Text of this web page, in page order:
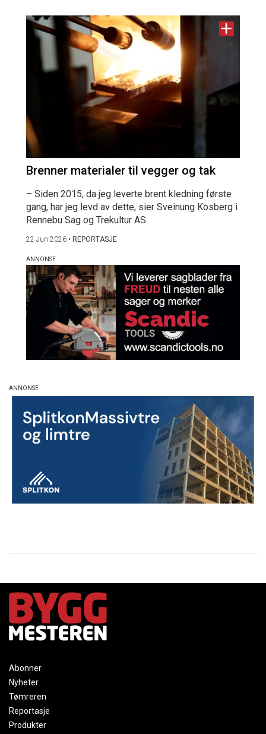
Brenner materialer til vegger og tak
– Siden 2015, da jeg leverte brent kledning første
gang, har jeg levd av dette, sier Sveinung Kosberg i
Rennebu Sag og Trekultur AS.
22 Jun 2026 • REPORTASJE
Abonner
Nyheter
Tømreren
Reportasje
Produkter